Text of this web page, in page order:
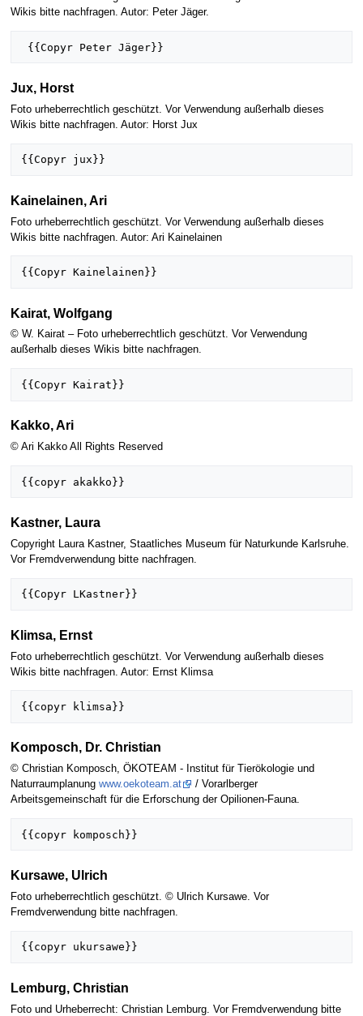
Wikis bitte nachfragen. Autor: Peter Jäger.
Jux, Horst
Foto urheberrechtlich geschützt. Vor Verwendung außerhalb dieses
Wikis bitte nachfragen. Autor: Horst Jux
Kainelainen, Ari
Foto urheberrechtlich geschützt. Vor Verwendung außerhalb dieses
Wikis bitte nachfragen. Autor: Ari Kainelainen
Kairat, Wolfgang
© W. Kairat – Foto urheberrechtlich geschützt. Vor Verwendung
außerhalb dieses Wikis bitte nachfragen.
Kakko, Ari
© Ari Kakko All Rights Reserved
Kastner, Laura
Copyright Laura Kastner, Staatliches Museum für Naturkunde Karlsruhe.
Vor Fremdverwendung bitte nachfragen.
Klimsa, Ernst
Foto urheberrechtlich geschützt. Vor Verwendung außerhalb dieses
Wikis bitte nachfragen. Autor: Ernst Klimsa
Komposch, Dr. Christian
© Christian Komposch, ÖKOTEAM - Institut für Tierökologie und
Naturraumplanung www.oekoteam.at
/ Vorarlberger
Arbeitsgemeinschaft für die Erforschung der Opilionen-Fauna.
Kursawe, Ulrich
Foto urheberrechtlich geschützt. © Ulrich Kursawe. Vor
Fremdverwendung bitte nachfragen.
Lemburg, Christian
Foto und Urheberrecht: Christian Lemburg. Vor Fremdverwendung bitte